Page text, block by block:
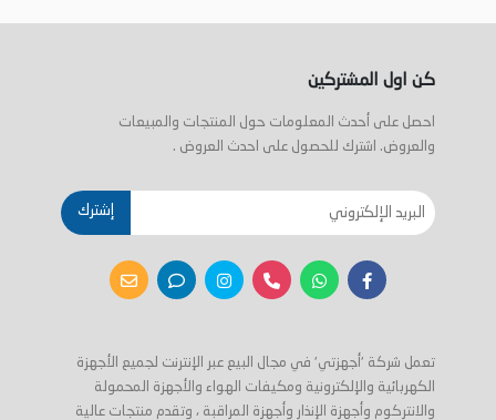
كن اول المشتركين
احصل على أحدث المعلومات حول المنتجات والمبيعات
والعروض. اشترك للحصول على احدث العروض .
إشترك
تعمل شركة 'أجهزتي' في مجال البيع عبر الإنترنت لجميع الأجهزة
الكهربائية والإلكترونية ومكيفات الهواء والأجهزة المحمولة
والانتركوم وأجهزة الإنذار وأجهزة المراقبة ، وتقدم منتجات عالية